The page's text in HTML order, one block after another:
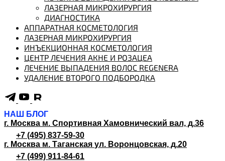
ЛАЗЕРНАЯ МИКРОХИРУРГИЯ
ДИАГНОСТИКА
АППАРАТНАЯ КОСМЕТОЛОГИЯ
ЛАЗЕРНАЯ МИКРОХИРУРГИЯ
ИНЪЕКЦИОННАЯ КОСМЕТОЛОГИЯ
ЦЕНТР ЛЕЧЕНИЯ АКНЕ И РОЗАЦЕА
ЛЕЧЕНИЕ ВЫПАДЕНИЯ ВОЛОС REGENERA
УДАЛЕНИЕ ВТОРОГО ПОДБОРОДКА
НАШ БЛОГ
г. Москва м. Спортивная Хамовнический вал, д.36
+7 (495) 837-59-30
г. Москва м. Таганская ул. Воронцовская, д.20
+7 (499) 911-84-61